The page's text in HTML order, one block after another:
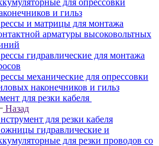
для опрессовки
и гильз
и матрицы для монтажа
арматуры высоковольтных
гидравлические для монтажа
механические для опрессовки
наконечников и гильз
для резки кабеля
Назад
для резки кабеля
гидравлические и
для резки проводов со